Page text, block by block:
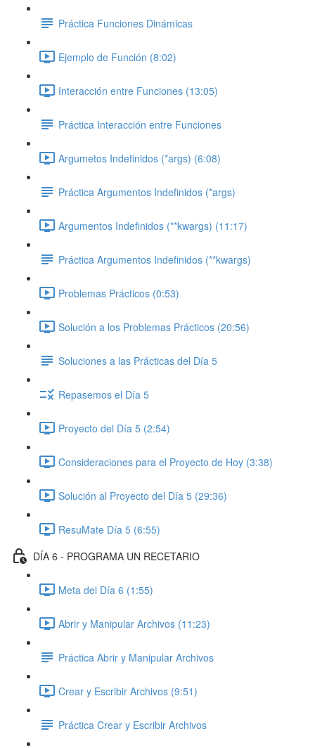
Práctica Funciones Dinámicas
Ejemplo de Función (8:02)
Interacción entre Funciones (13:05)
Práctica Interacción entre Funciones
Argumetos Indefinidos (*args) (6:08)
Práctica Argumentos Indefinidos (*args)
Argumentos Indefinidos (**kwargs) (11:17)
Práctica Argumentos Indefinidos (**kwargs)
Problemas Prácticos (0:53)
Solución a los Problemas Prácticos (20:56)
Soluciones a las Prácticas del Día 5
Repasemos el Día 5
Proyecto del Día 5 (2:54)
Consideraciones para el Proyecto de Hoy (3:38)
Solución al Proyecto del Día 5 (29:36)
ResuMate Día 5 (6:55)
DÍA 6 - PROGRAMA UN RECETARIO
Meta del Día 6 (1:55)
Abrir y Manipular Archivos (11:23)
Práctica Abrir y Manipular Archivos
Crear y Escribir Archivos (9:51)
Práctica Crear y Escribir Archivos